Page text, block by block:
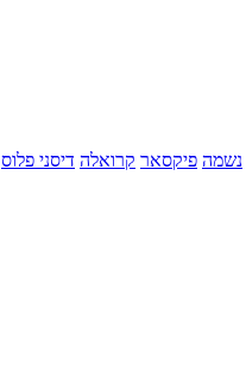
נשמה פיקסאר קרואלה דיסני פלוס